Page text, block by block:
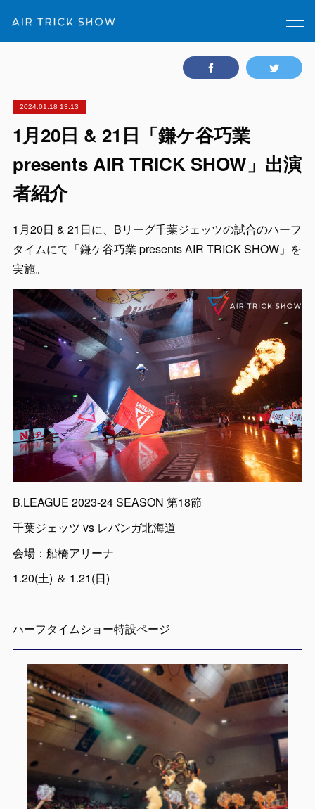
2024.01.18 13:13
1月20日 & 21日「鎌ケ谷巧業
presents AIR TRICK SHOW」出演
者紹介
1月20日 & 21日に、Bリーグ千葉ジェッツの試合のハーフ
タイムにて「鎌ケ谷巧業 presents AIR TRICK SHOW」を
実施。
B.LEAGUE 2023-24 SEASON 第18節
千葉ジェッツ vs レバンガ北海道
会場：船橋アリーナ
1.20(土) ＆ 1.21(日)
ハーフタイムショー特設ページ